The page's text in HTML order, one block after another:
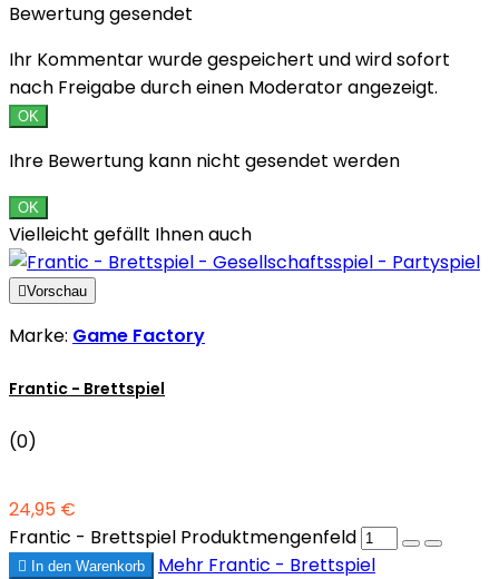
Bewertung gesendet
Ihr Kommentar wurde gespeichert und wird sofort
nach Freigabe durch einen Moderator angezeigt.
OK
Ihre Bewertung kann nicht gesendet werden
OK
Vielleicht gefällt Ihnen auch
Vorschau
Marke: Game Factory
Frantic - Brettspiel
(0)
24,95 €
Frantic - Brettspiel Produktmengenfeld
 In den Warenkorb Mehr Frantic - Brettspiel